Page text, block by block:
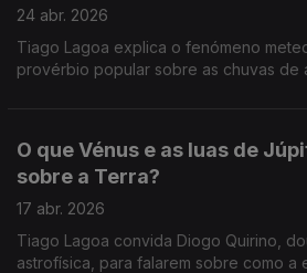
24 abr. 2026
Tiago Lagoa explica o fenómeno
provérbio popular sobre as chuvas de
O que Vénus e as luas de
sobre a Terra?
17 abr. 2026
Tiago Lagoa convida Diogo Quirino,
astrofísica, para falarem sobre como a